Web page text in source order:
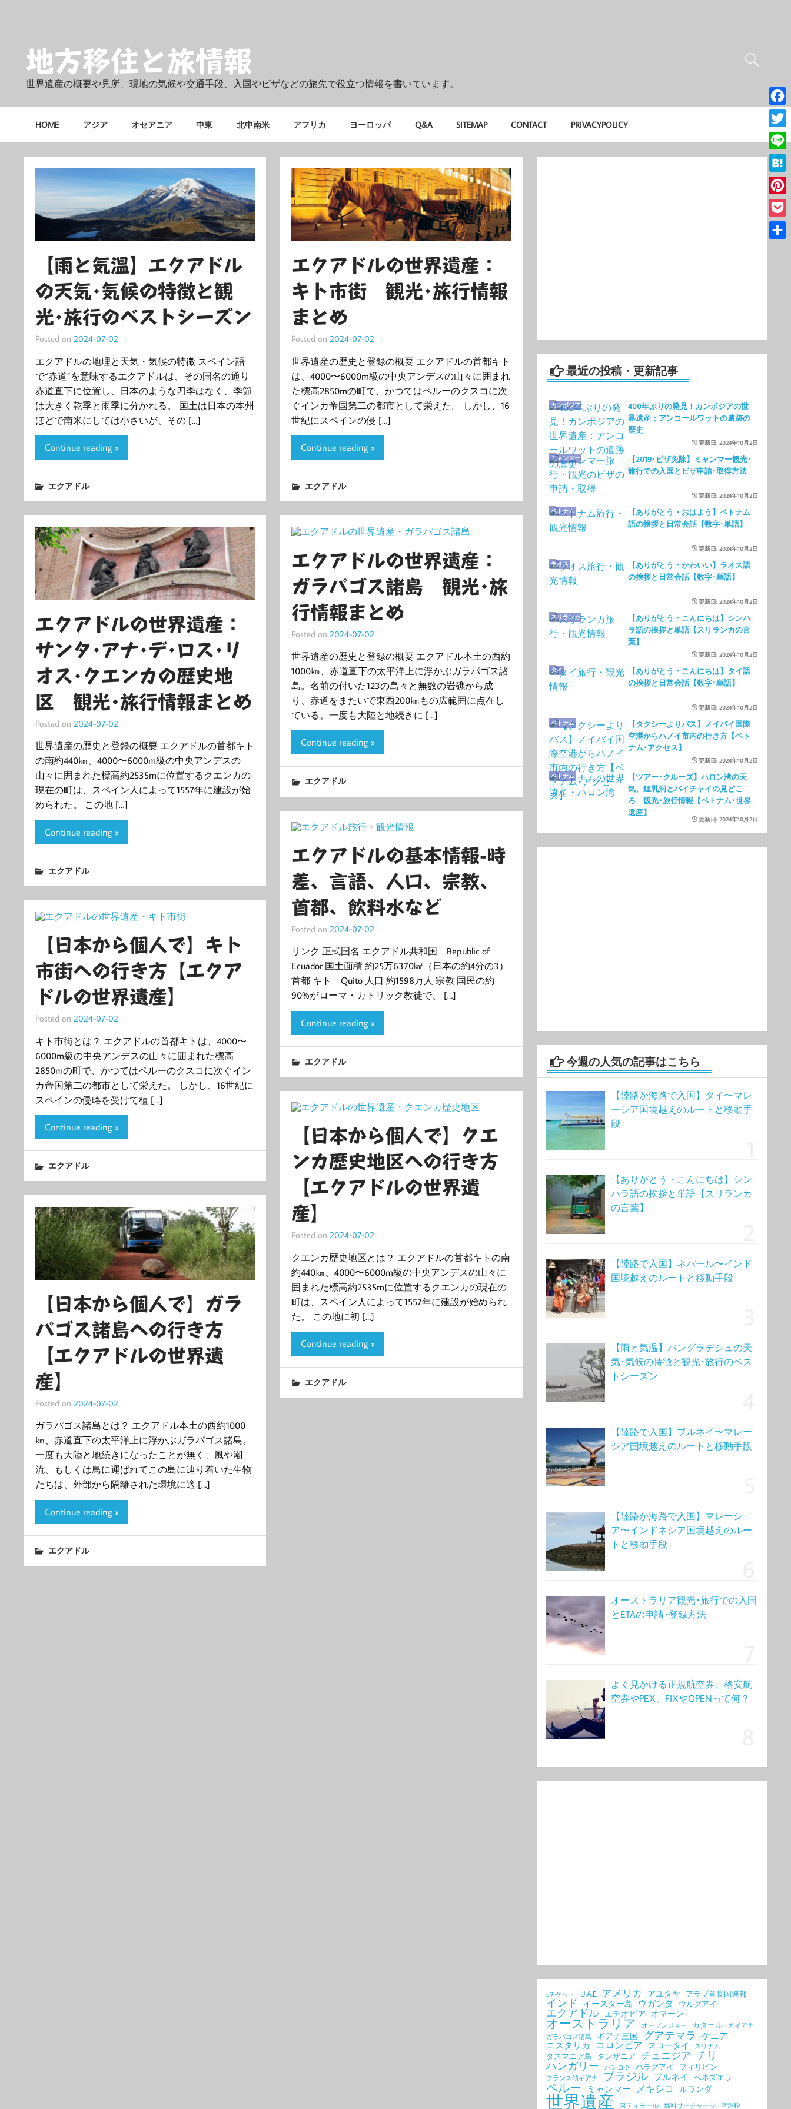
地方移住と旅情報
世界遺産の概要や見所、現地の気候や交通手段、入国やビザなどの旅先で役立つ情報を書いています。
HOME アジア オセアニア 中東 北中南米 アフリカ ヨーロッパ Q&A SITEMAP CONTACT PRIVACYPOLICY
【雨と気温】エクアドル
の天気･気候の特徴と観
光･旅行のベストシーズン
Posted on 2024-07-02
エクアドルの地理と天気・気候の特徴 スペイン語
で“赤道”を意味するエクアドルは、その国名の通り
赤道直下に位置し、日本のような四季はなく、季節
は大きく乾季と雨季に分かれる。 国土は日本の本州
ほどで南米にしては小さいが、その […]
Continue reading »
エクアドル
エクアドルの世界遺産：
キト市街 観光･旅行情報
まとめ
Posted on2024-07-02
世界遺産の歴史と登録の概要 エクアドルの首都キト
は、4000〜6000m級の中央アンデスの山々に囲まれ
た標高2850mの町で、かつてはペルーのクスコに次
ぐインカ帝国第二の都市として栄えた。 しかし、16
世紀にスペインの侵 […]
Continue reading »
エクアドル
エクアドルの世界遺産：
サンタ･アナ･デ･ロス･リ
オス･クエンカの歴史地
区 観光･旅行情報まとめ
Posted on 2024-07-02
世界遺産の歴史と登録の概要 エクアドルの首都キト
の南約440㎞、4000〜6000m級の中央アンデスの
山々に囲まれた標高約2535mに位置するクエンカの
現在の町は、スペイン人によって1557年に建設が始
められた。 この地 […]
Continue reading »
エクアドル
エクアドルの世界遺産：
ガラパゴス諸島 観光･旅
行情報まとめ
Posted on 2024-07-02
世界遺産の歴史と登録の概要 エクアドル本土の西約
1000㎞、赤道直下の太平洋上に浮かぶガラパゴス諸
島。名前の付いた123の島々と無数の岩礁から成
り、赤道をまたいで東西200㎞もの広範囲に点在し
ている。一度も大陸と地続きに […]
Continue reading »
エクアドル
エクアドルの基本情報-時
差、言語、人口、宗教、
首都、飲料水など
Posted on 2024-07-02
リンク 正式国名 エクアドル共和国 Republic of
Ecuador 国土面積 約25万6370㎢（日本の約4分の3）
首都 キト Quito 人口 約1598万人 宗教 国民の約
90%がローマ・カトリック教徒で、 […]
Continue reading »
エクアドル
【日本から個人で】キト
市街への行き方【エクア
ドルの世界遺産】
Posted on 2024-07-02
キト市街とは？ エクアドルの首都キトは、4000〜
6000m級の中央アンデスの山々に囲まれた標高
2850mの町で、かつてはペルーのクスコに次ぐイン
カ帝国第二の都市として栄えた。 しかし、16世紀に
スペインの侵略を受けて植 […]
Continue reading »
エクアドル
【日本から個人で】クエ
ンカ歴史地区への行き方
【エクアドルの世界遺
産】
Posted on2024-07-02
クエンカ歴史地区とは？ エクアドルの首都キトの南
約440㎞、4000〜6000m級の中央アンデスの山々に
囲まれた標高約2535mに位置するクエンカの現在の
町は、スペイン人によって1557年に建設が始められ
た。 この地に初 […]
Continue reading »
エクアドル
【日本から個人で】ガラ
パゴス諸島への行き方
【エクアドルの世界遺
産】
Posted on 2024-07-02
ガラパゴス諸島とは？ エクアドル本土の西約1000
㎞、赤道直下の太平洋上に浮かぶガラパゴス諸島。
一度も大陸と地続きになったことが無く、風や潮
流、もしくは鳥に運ばれてこの島に辿り着いた生物
たちは、外部から隔離された環境に適 […]
Continue reading »
エクアドル
最近の投稿・更新記事
400年ぶりの発見！カンボジアの世
界遺産：アンコールワットの遺跡の
歴史
カンボジア
更新日: 2024年10月2日
【2019･ビザ免除】ミャンマー観光･
旅行での入国とビザ申請･取得方法
ミャンマー
更新日: 2024年10月2日
【ありがとう・おはよう】ベトナム
語の挨拶と日常会話【数字･単語】
ベトナム
更新日: 2024年10月2日
【ありがとう・かわいい】ラオス語
の挨拶と日常会話【数字･単語】
ラオス
更新日: 2024年10月2日
【ありがとう・こんにちは】シンハ
ラ語の挨拶と単語【スリランカの言
葉】
スリランカ
更新日: 2024年10月2日
【ありがとう・こんにちは】タイ語
の挨拶と日常会話【数字･単語】
タイ
更新日: 2024年10月2日
【タクシーよりバス】ノイバイ国際
空港からハノイ市内の行き方【ベト
ナム･アクセス】
ベトナム
更新日: 2024年10月2日
【ツアー･クルーズ】ハロン湾の天
気、鍾乳洞とバイチャイの見どこ
ろ 観光･旅行情報【ベトナム･世界
遺産】
ベトナム
更新日: 2024年10月2日
今週の人気の記事はこちら
【陸路か海路で入国】タイ〜マレ
ーシア国境越えのルートと移動手
段
【ありがとう・こんにちは】シン
ハラ語の挨拶と単語【スリランカ
の言葉】
【陸路で入国】ネパール〜インド
国境越えのルートと移動手段
【雨と気温】バングラデシュの天
気･気候の特徴と観光･旅行のベス
トシーズン
【陸路で入国】ブルネイ〜マレー
シア国境越えのルートと移動手段
【陸路か海路で入国】マレーシ
ア〜インドネシア国境越えのルー
トと移動手段
オーストラリア観光･旅行での入国
とETAの申請･登録方法
よく見かける正規航空券、格安航
空券やPEX、FIXやOPENって何？
eチケット U.A.E アメリカ アユタヤ アラブ首長国連邦
インド イースター島 ウガンダ ウルグアイ
エクアドル エチオピア オマーン
オーストラリア オープンジョー カタール
ガイアナ
ガラパゴス諸島
ギアナ三国 グアテマラ
ケニア
コスタリカ
コロンビア スコータイ スリナム
タスマニア島 タンザニア チュニジア チリ
ハンガリー バンコク パラグアイ フィリピン
フランス領ギアナ ブラジル ブルネイ ベネズエラ
ペルー ミャンマー メキシコ ルワンダ
世界遺産 東ティモール 燃料サーチャージ 空港税
Line